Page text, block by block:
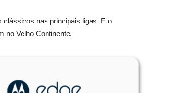
clássicos nas principais ligas. E o
no Velho Continente.